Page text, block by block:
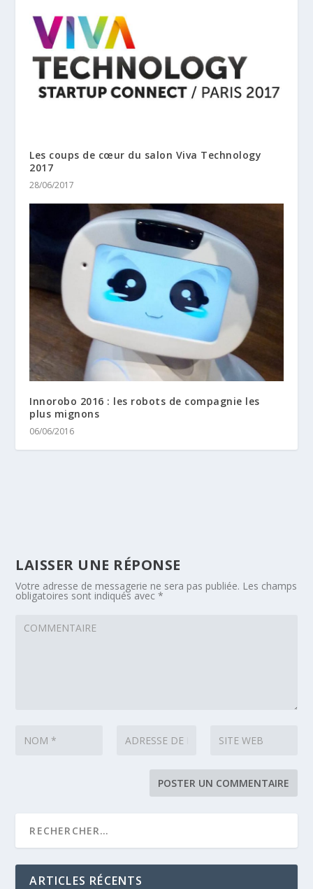
Les coups de cœur du salon Viva Technology
2017
28/06/2017
Innorobo 2016 : les robots de compagnie les
plus mignons
06/06/2016
LAISSER UNE RÉPONSE
Votre adresse de messagerie ne sera pas publiée. Les champs
obligatoires sont indiqués avec*
ARTICLES RÉCENTS